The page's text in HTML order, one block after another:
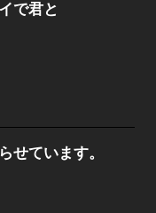
で君と
せています。